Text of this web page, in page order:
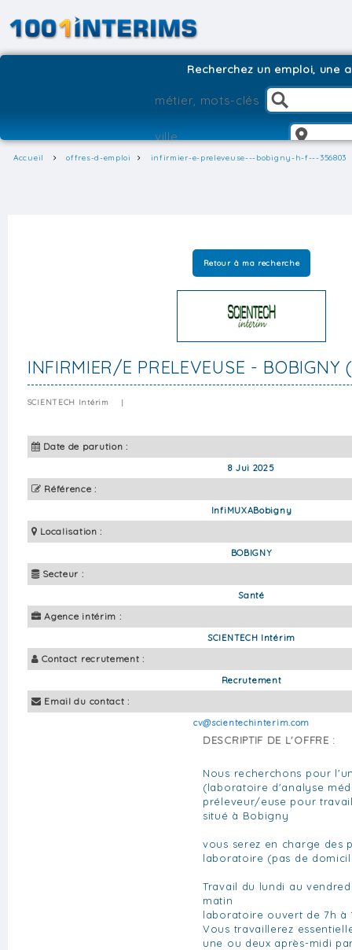
Recherchez un emploi, une
Accueil offres-d-emploi infirmier-e-preleveuse---bobigny-h-f---356803
Retour à ma recherche
INFIRMIER/E PRELEVEUSE -
SCIENTECH Intérim |
Date de parution :
8 Jui 2025
Référence :
InfiMUXABobigny
Localisation :
BOBIGNY
Secteur :
Santé
Agence intérim :
SCIENTECH Intérim
Contact recrutement :
Recrutement
Email du contact :
cv@scientechinterim.com
DESCRIPTIF DE L'OFFRE :
Nous recherchons pour
(laboratoire d'analyse
préleveur/euse pour
situé à Bobigny
vous serez en charge des
laboratoire (pas de
Travail du lundi au
matin
laboratoire ouvert de 7h à
Vous travaillerez
une ou deux après-midi